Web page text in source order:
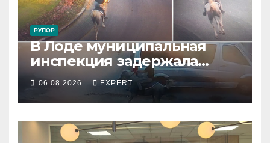
РУПОР
В Лоде муниципальная
инспекция задержала
подростка, устроившего
опасную скачку на лошади
по улицам города
06.08.2026 EXPERT